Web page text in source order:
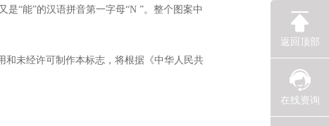
“能”的汉语拼音第一字母“N ”。整个图案中
和未经许可制作本标志，将根据《中华人民共
返回顶部
在线资询